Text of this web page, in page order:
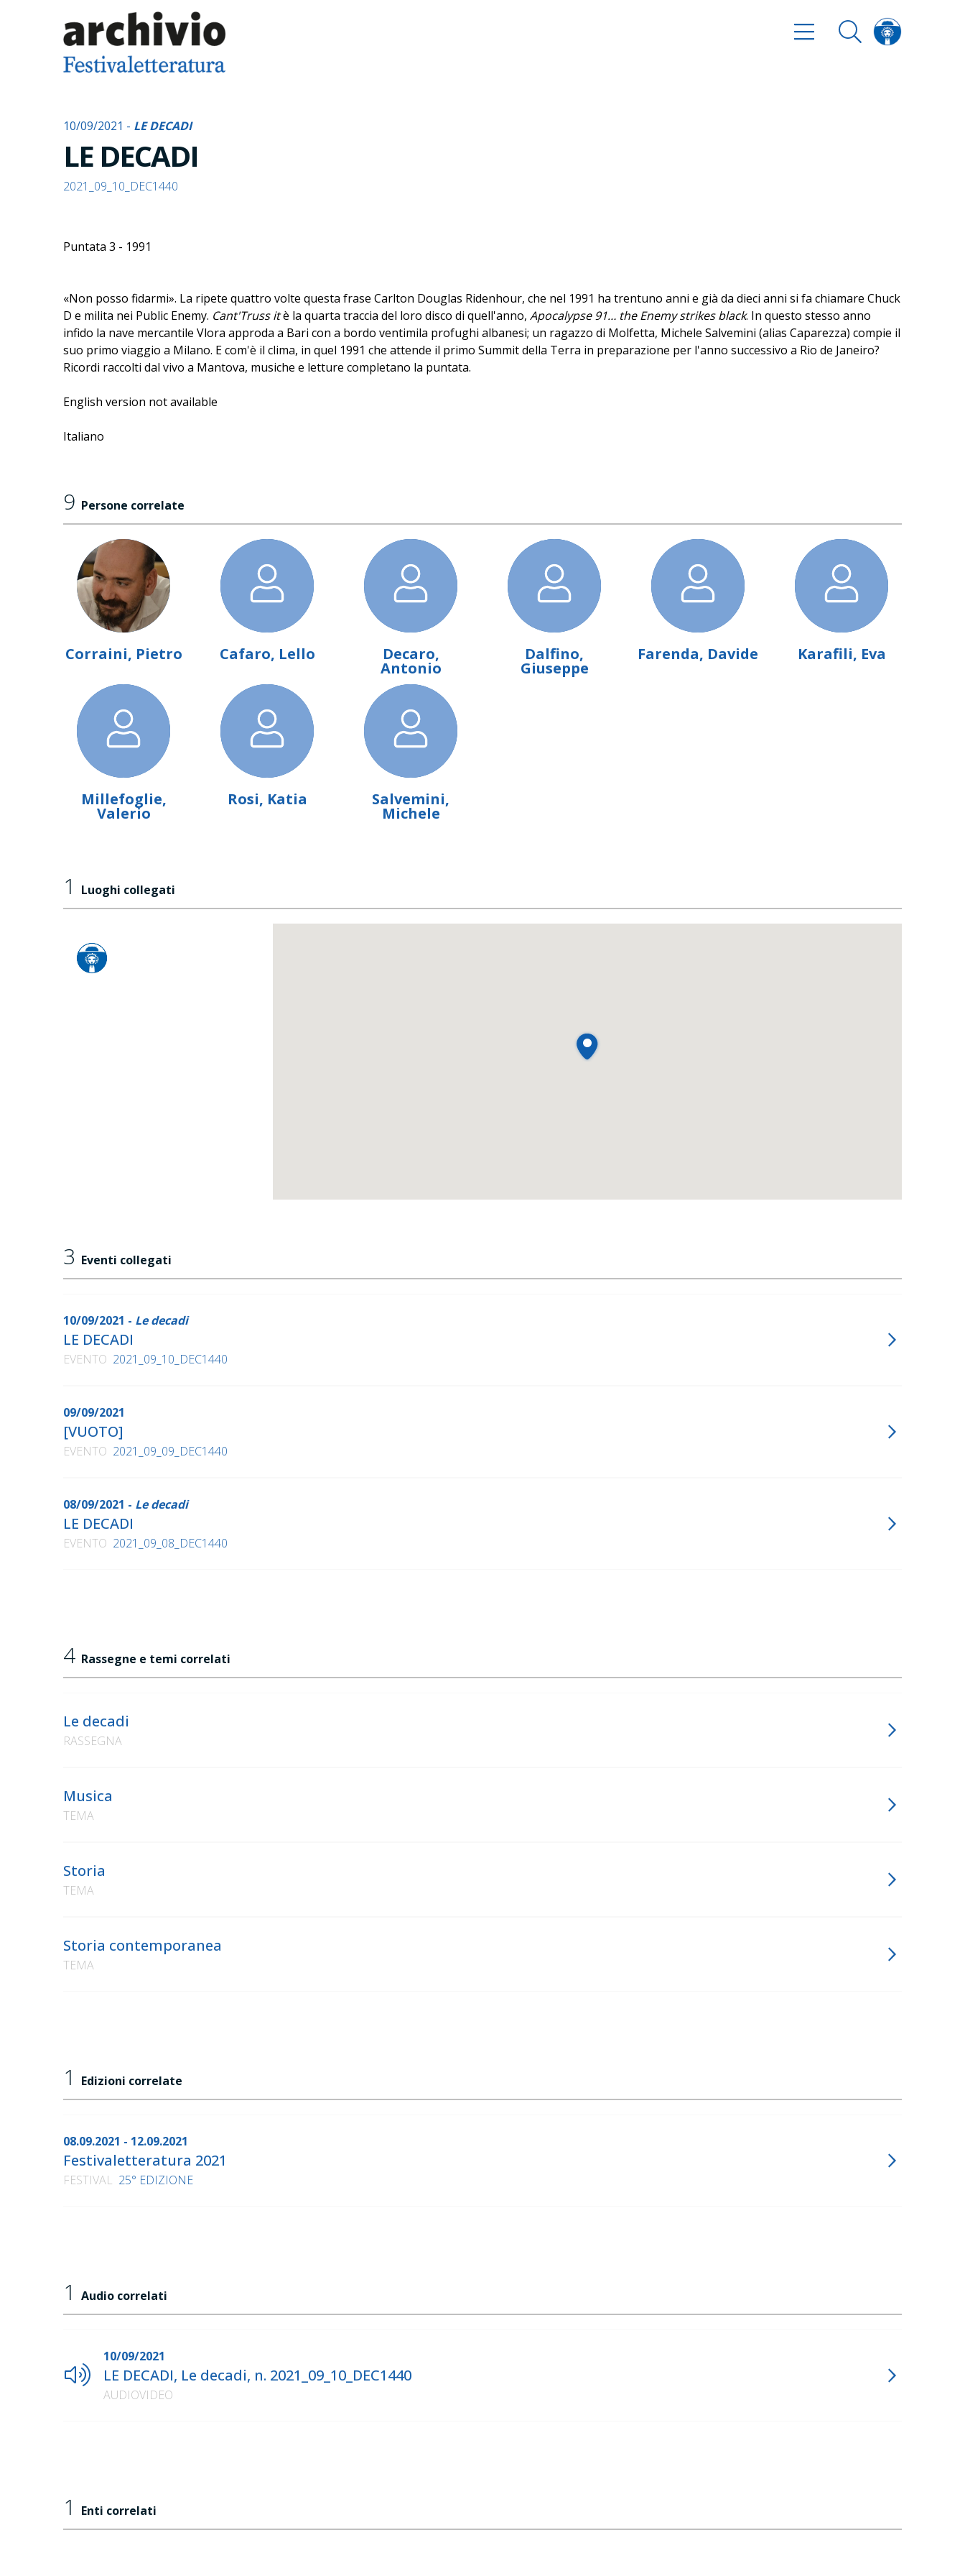
10/09/2021 - LE DECADI
LE DECADI
2021_09_10_DEC1440
Puntata 3 - 1991
«Non posso fidarmi». La ripete quattro volte questa frase Carlton Douglas Ridenhour, che nel 1991 ha trentuno anni e già da dieci anni si fa chiamare Chuck
D e milita nei Public Enemy. Cant'Truss itè la quarta traccia del loro disco di quell'anno, Apocalypse 91… the Enemy strikes black. In questo stesso anno
infido la nave mercantile Vlora approda a Bari con a bordo ventimila profughi albanesi; un ragazzo di Molfetta, Michele Salvemini (alias Caparezza) compie il
suo primo viaggio a Milano. E com'è il clima, in quel 1991 che attende il primo Summit della Terra in preparazione per l'anno successivo a Rio de Janeiro?
Ricordi raccolti dal vivo a Mantova, musiche e letture completano la puntata.
English version not available
Italiano
9 Persone correlate
Corraini, Pietro Cafaro, Lello Decaro,
Antonio
Dalfino,
Giuseppe
Farenda, Davide Karafili, Eva
Millefoglie,
Valerio
Rosi, Katia Salvemini,
Michele
1 Luoghi collegati
3 Eventi collegati
10/09/2021 - Le decadi
LE DECADI
EVENTO 2021_09_10_DEC1440
09/09/2021
[VUOTO]
EVENTO 2021_09_09_DEC1440
08/09/2021 - Le decadi
LE DECADI
EVENTO 2021_09_08_DEC1440
4 Rassegne e temi correlati
Le decadi
RASSEGNA
Musica
TEMA
Storia
TEMA
Storia contemporanea
TEMA
1 Edizioni correlate
08.09.2021 - 12.09.2021
Festivaletteratura 2021
FESTIVAL 25° EDIZIONE
1 Audio correlati
10/09/2021
LE DECADI, Le decadi, n. 2021_09_10_DEC1440
AUDIOVIDEO
1 Enti correlati